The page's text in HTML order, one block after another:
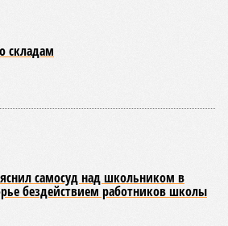
складам
самосуд над школьником в
бездействием работников школы